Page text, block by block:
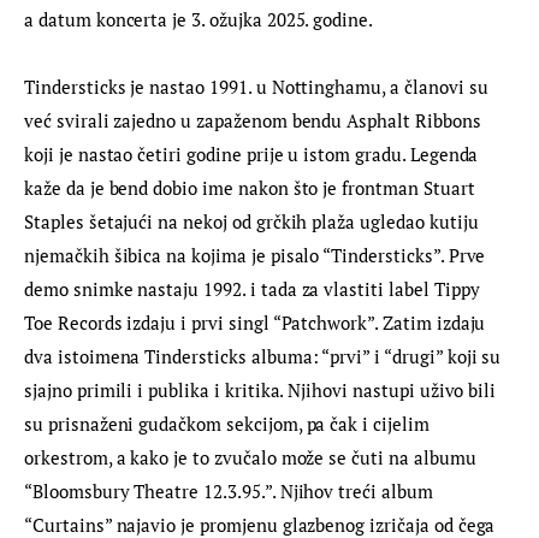
a datum koncerta je 3. ožujka 2025. godine.
Tindersticks je nastao 1991. u Nottinghamu, a članovi su
već svirali zajedno u zapaženom bendu Asphalt Ribbons
koji je nastao četiri godine prije u istom gradu. Legenda
kaže da je bend dobio ime nakon što je frontman Stuart
Staples šetajući na nekoj od grčkih plaža ugledao kutiju
njemačkih šibica na kojima je pisalo “Tindersticks”. Prve
demo snimke nastaju 1992. i tada za vlastiti label Tippy
Toe Records izdaju i prvi singl “Patchwork”. Zatim izdaju
dva istoimena Tindersticks albuma: “prvi” i “drugi” koji su
sjajno primili i publika i kritika. Njihovi nastupi uživo bili
su prisnaženi gudačkom sekcijom, pa čak i cijelim
orkestrom, a kako je to zvučalo može se čuti na albumu
“Bloomsbury Theatre 12.3.95.”. Njihov treći album
“Curtains” najavio je promjenu glazbenog izričaja od čega